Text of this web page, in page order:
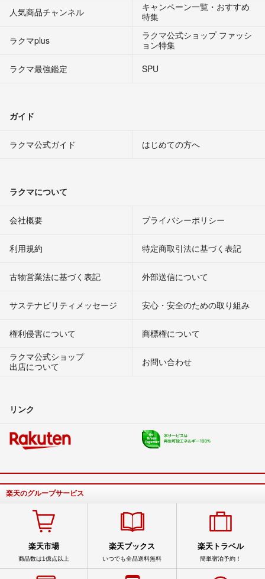
人気商品チャンネル
キャンペーン一覧・おすすめ
特集
ラクマplus
ラクマ公式ショップ ファッシ
ョン特集
ラクマ最強鑑定
SPU
ガイド
ラクマ公式ガイド はじめての方へ
ラクマについて
会社概要 プライバシーポリシー
利用規約 特定商取引法に基づく表記
古物営業法に基づく表記 外部送信について
サステナビリティメッセージ 安心・安全のための取り組み
権利侵害について
商標権について
ラクマ公式ショップ
出店について
お問い合わせ
リンク
楽天のグループサービス
楽天市場
商品数は1億点以上
楽天ブックス
いつでも全品送料無料
楽天トラベル
簡単宿泊予約！